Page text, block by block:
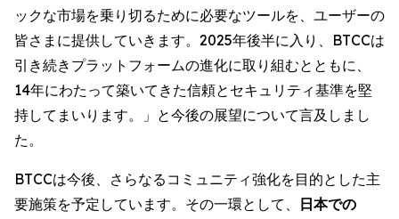
ックな市場を乗り切るために必要なツールを、ユーザーの
皆さまに提供していきます。2025年後半に入り、BTCCは
引き続きプラットフォームの進化に取り組むとともに、
14年にわたって築いてきた信頼とセキュリティ基準を堅
持してまいります。」と今後の展望について言及しまし
た。
BTCCは今後、さらなるコミュニティ強化を目的とした主
要施策を予定しています。その一環として、
日本での